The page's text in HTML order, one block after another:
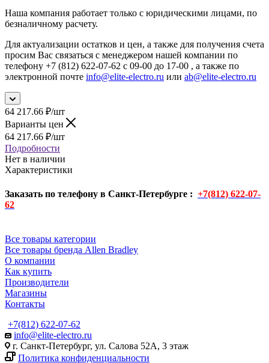
Наша компания работает только с юридическими лицами, по
безналичному расчету.
Для актуализации остатков и цен, а также для получения счета
просим Вас связаться с менеджером нашей компании по
телефону +7 (812) 622-07-62 с 09-00 до 17-00 , а также по
электронной почте info@elite-electro.ru или ab@elite-electro.ru
64 217.66 ₽/шт
Варианты цен
64 217.66 ₽/шт
Подробности
Нет в наличии
Характеристики
Заказать по телефону в Санкт-Петербурге : +7(812) 622-07-
62
Все товары категории
Все товары бренда Allen Bradley
О компании
Как купить
Производители
Магазины
Контакты
+7(812) 622-07-62
info@elite-electro.ru
г. Санкт-Петербург, ул. Салова 52А, 3 этаж
Политика конфиденциальности